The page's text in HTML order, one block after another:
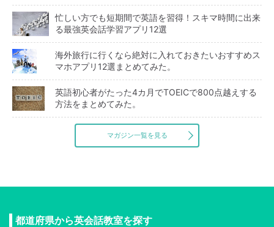
忙しい方でも短期間で英語を習得！スキマ時間に出来
る最強英会話学習アプリ12選
海外旅行に行くなら絶対に入れておきたいおすすめス
マホアプリ12選まとめてみた。
英語初心者がたった4カ月でTOEICで800点越えする
方法をまとめてみた。
マガジン一覧を見る
都道府県から英会話教室を探す